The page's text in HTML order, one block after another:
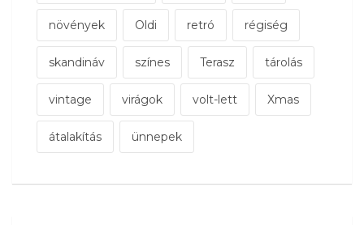
növények Oldi retró régiség
skandináv színes Terasz tárolás
vintage virágok volt-lett Xmas
átalakítás ünnepek